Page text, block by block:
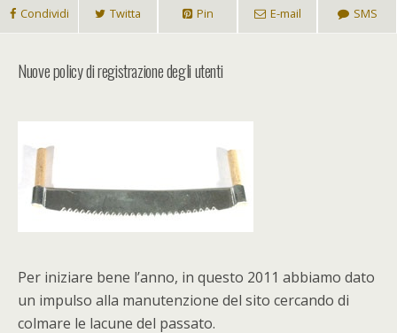
Condividi Twitta Pin E-mail SMS
Nuove policy di registrazione degli utenti
Per iniziare bene l’anno, in questo 2011 abbiamo dato
un impulso alla manutenzione del sito cercando di
colmare le lacune del passato.